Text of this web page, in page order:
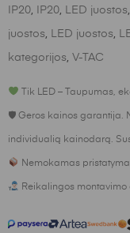
IP20, IP20, LED juostos,
juostos, LED juostos,
kategorijos, V-TAC
Tik LED – Taupumas,
🛡 Geros kainos garantija.
individualią kainodarą.
Nemokamas
Reikalingos